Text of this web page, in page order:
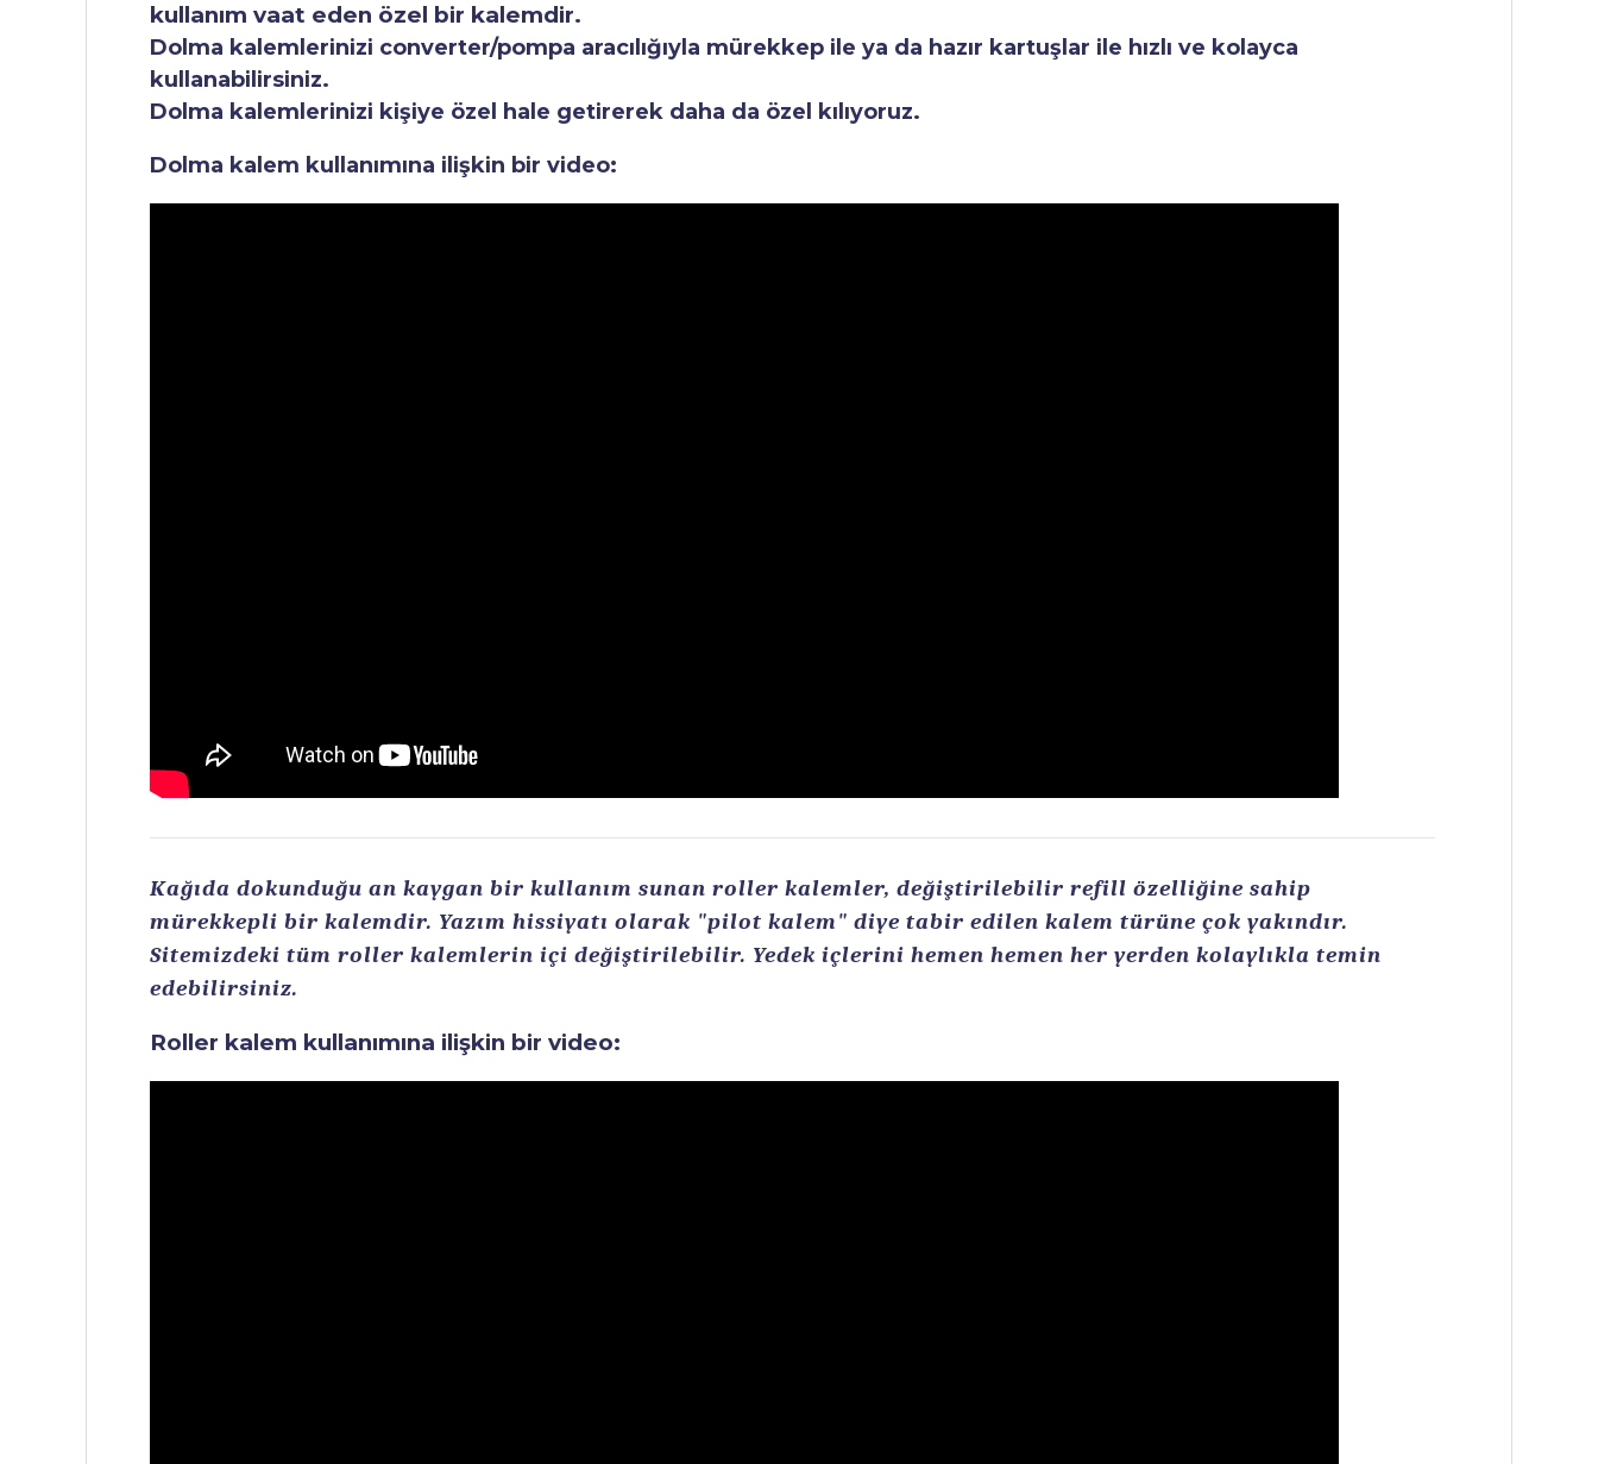
kullanım vaat eden özel bir kalemdir.
Dolma kalemlerinizi converter/pompa aracılığıyla mürekkep ile ya da hazır kartuşlar ile hızlı ve kolayca
kullanabilirsiniz.
Dolma kalemlerinizi kişiye özel hale getirerek daha da özel kılıyoruz.
Dolma kalem kullanımına ilişkin bir video:
Kağıda dokunduğu an kaygan bir kullanım sunan roller kalemler, değiştirilebilir refill özelliğine sahip
mürekkepli bir kalemdir. Yazım hissiyatı olarak "pilot kalem" diye tabir edilen kalem türüne çok yakındır.
Sitemizdeki tüm roller kalemlerin içi değiştirilebilir. Yedek içlerini hemen hemen her yerden kolaylıkla temin
edebilirsiniz.
Roller kalem kullanımına ilişkin bir video: